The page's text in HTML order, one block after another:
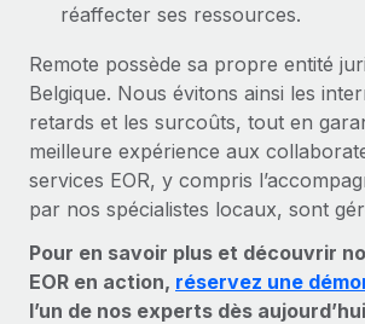
réaffecter ses ressources.
Remote possède sa propre entité
Belgique. Nous évitons ainsi les
retards et les surcoûts, tout en
meilleure expérience aux
services EOR, y compris
par nos spécialistes locaux, sont
Pour en savoir plus et découvrir
EOR en action, réservez une
l’un de nos experts dès